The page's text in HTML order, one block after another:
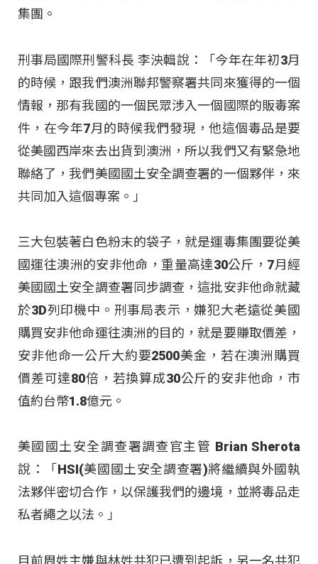
集團。
刑事局國際刑警科長 李泱輯說：「今年在年初3月
的時候，跟我們澳洲聯邦警察署共同來獲得的一個
情報，那有我國的一個民眾涉入一個國際的販毒案
件，在今年7月的時候我們發現，他這個毒品是要
從美國西岸來去出貨到澳洲，所以我們又有緊急地
聯絡了，我們美國國土安全調查署的一個夥伴，來
共同加入這個專案。」
三大包裝著白色粉末的袋子，就是運毒集團要從美
國運往澳洲的安非他命，重量高達30公斤，7月經
美國國土安全調查署同步調查，這批安非他命就藏
於3D列印機中。刑事局表示，嫌犯大老遠從美國
購買安非他命運往澳洲的目的，就是要賺取價差，
安非他命一公斤大約要2500美金，若在澳洲購買
價差可達80倍，若換算成30公斤的安非他命，市
值約台幣1.8億元。
美國國土安全調查署調查官主管 Brian Sherota
說：「HSI(美國國土安全調查署)將繼續與外國執
法夥伴密切合作，以保護我們的邊境，並將毒品走
私者繩之以法。」
目前周姓主嫌與林姓共犯已遭到起訴，另一名共犯